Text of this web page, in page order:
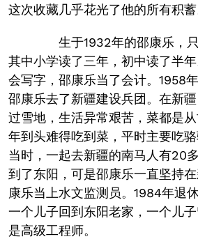
这次收藏几乎花光了他的所有积蓄
生于1932年的邵康乐，只
其中小学读了三年，初中读了半
会写字，邵康乐当了会计。1958
邵康乐去了新疆建设兵团。在新
过雪地，生活异常艰苦，菜都是
年到头难得吃到菜，平时主要吃骆
当时，一起去新疆的南马人有20
到了东阳，可是邵康乐一直坚持
康乐当上水文监测员。1984年退
一个儿子回到东阳老家，一个儿
是高级工程师。